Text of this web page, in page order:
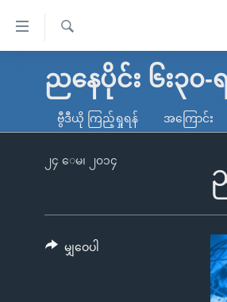
လွယ်ကူ
သည့်
မူလစာမျက်နှာ
ကမ္ဘာ့သတင်းများ
နိုင်ငံတကာ
တရုတ်
အစ္စရေး-ပါလက်စတိုင်း
ရပ်ဝန်းတခု လမ်းတခု အလွန်
အင်္ဂလိပ်စာလေ့လာမယ်
ရ
လာ
ညနေပိုင်း ၆း၃၀-
ဗွီဒီယို ကြည့်ရှုရန် အကြောင်း
၂၄ ေမ၊ ၂၀၁၄
မျှဝေပါ